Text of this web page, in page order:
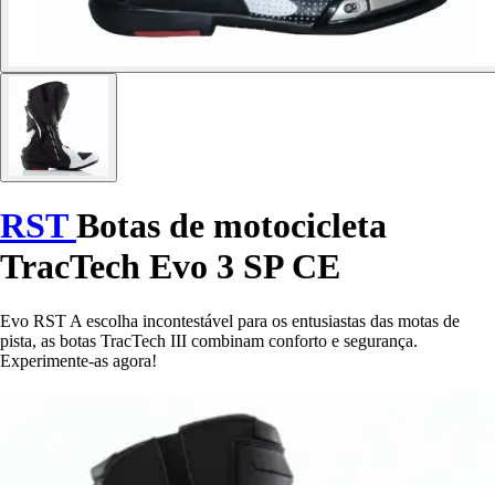
RSTBotas de motocicleta
TracTech Evo 3 SP CE
Evo RST A escolha incontestável para os entusiastas das motas de
pista, as botas TracTech III combinam conforto e segurança.
Experimente-as agora!